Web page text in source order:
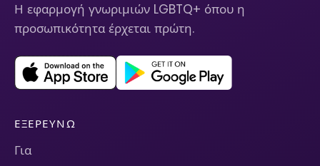
Η εφαρμογή γνωριμιών LGBTQ+ όπου η
προσωπικότητα έρχεται πρώτη.
ΕΞΕΡΕΥΝΏ
Για